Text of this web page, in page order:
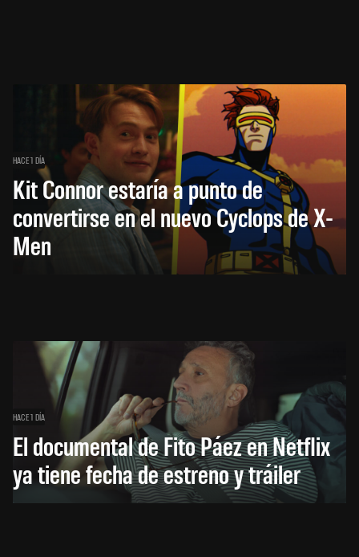
HACE 1 DÍA
Kit Connor estaría a punto de
convertirse en el nuevo Cyclops de X-
Men
HACE 1 DÍA
El documental de Fito Páez en Netflix
ya tiene fecha de estreno y tráiler